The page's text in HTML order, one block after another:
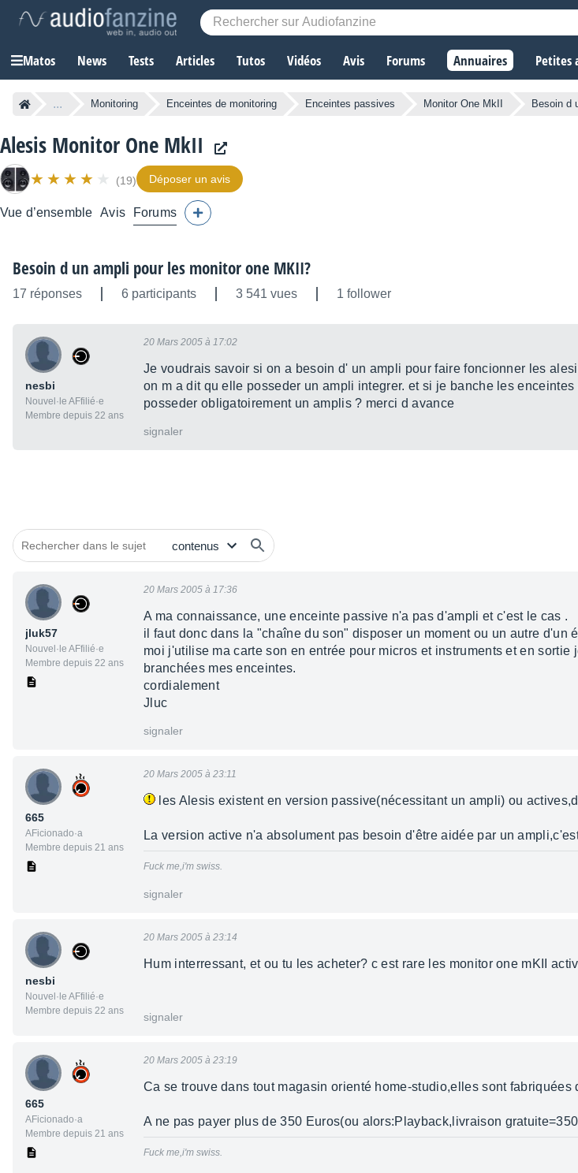
Matos News Tests Articles Tutos Vidéos Avis Forums Annuaires Petites
... Monitoring Enceintes de monitoring Enceintes passives Monitor One MkII Besoin d
Alesis Monitor One MkII
(19) Déposer un avis
Vue d’ensemble Avis Forums
Besoin d un ampli pour les monitor one MKII?
17 réponses 6 participants 3 541 vues 1 follower
nesbi
Nouvel·le AFfilié·e
Membre depuis 22 ans
20 Mars 2005 à 17:02
Je voudrais savoir si on a besoin d' un ampli pour faire foncionner les
on m a dit qu elle posseder un ampli integrer. et si je banche les
posseder obligatoirement un amplis ? merci d avance
signaler
jluk57
Nouvel·le AFfilié·e
Membre depuis 22 ans
20 Mars 2005 à 17:36
A ma connaissance, une enceinte passive n'a pas d'ampli et c'est le cas .
il faut donc dans la "chaîne du son" disposer un moment ou un autre d'un
moi j'utilise ma carte son en entrée pour micros et instruments et en
branchées mes enceintes.
cordialement
Jluc
signaler
665
AFicionado·a
Membre depuis 21 ans
20 Mars 2005 à 23:11
les Alesis existent en version passive(nécessitant un ampli) ou
La version active n'a absolument pas besoin d'être aidée par un
Fuck me,i'm swiss.
signaler
nesbi
Nouvel·le AFfilié·e
Membre depuis 22 ans
20 Mars 2005 à 23:14
Hum interressant, et ou tu les acheter? c est rare les monitor one mKII
signaler
665
AFicionado·a
Membre depuis 21 ans
20 Mars 2005 à 23:19
Ca se trouve dans tout magasin orienté home-studio,elles sont fabriquées
A ne pas payer plus de 350 Euros(ou alors:Playback,livraison
Fuck me,i'm swiss.